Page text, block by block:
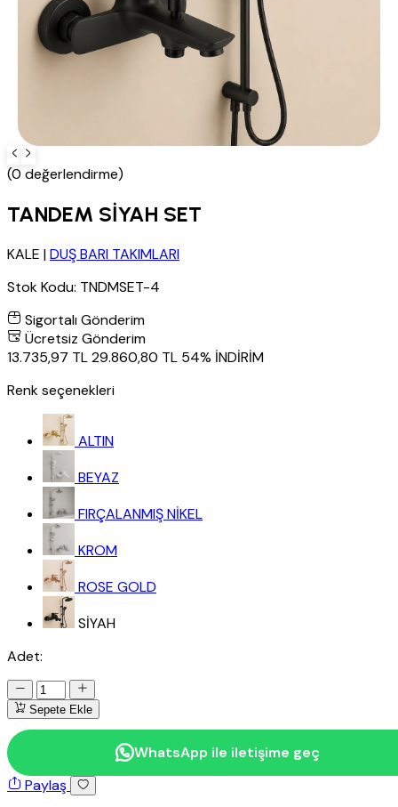
(0 değerlendirme)
TANDEM SİYAH SET
KALE |DUŞ BARI TAKIMLARI
Stok Kodu: TNDMSET-4
Sigortalı Gönderim
Ücretsiz Gönderim
13.735,97 TL29.860,80 TL 54% İNDİRİM
Renk seçenekleri
ALTIN
BEYAZ
FIRÇALANMIŞ NİKEL
KROM
ROSE GOLD
SİYAH
Adet:
Sepete Ekle
WhatsApp ile iletişime geç
Paylaş